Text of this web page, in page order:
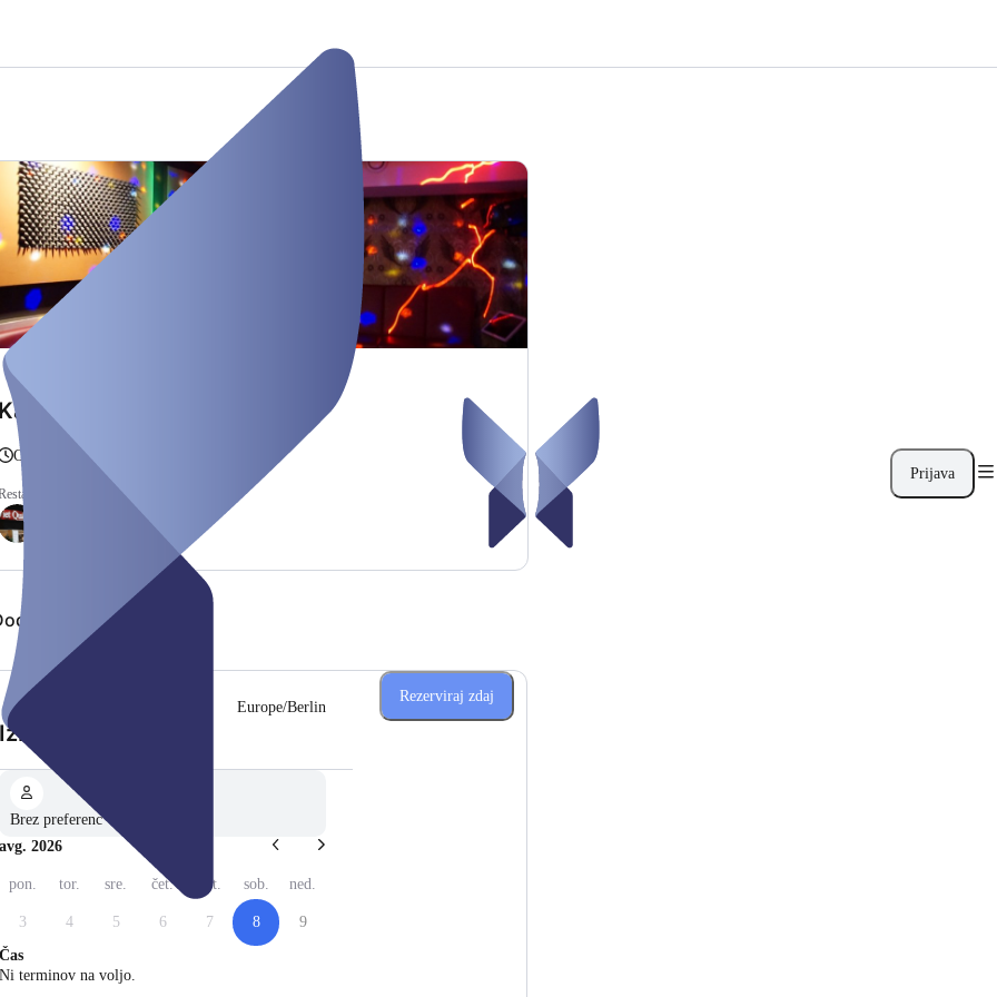
Prijava
4
Od ena ura do 10 ur
storitve
Izberite datum
Europe/Berlin
Brez preferenc
avg. 2026
pon. tor. sre. čet. pet. sob. ned.
3 4 5 6 7 8
9
Čas
Ni terminov na voljo.
Rezerviraj zdaj